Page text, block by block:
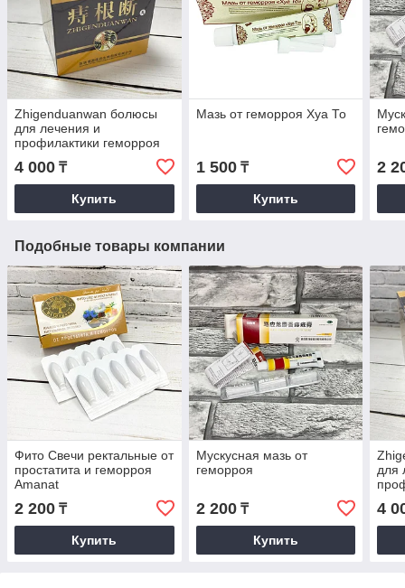
Zhigenduanwan болюсы
для лечения и
профилактики геморроя
4 000 ₸
Купить
Мазь от геморроя Хуа То
1 500₸
Купить
2
Подобные товары компании
Фито Свечи ректальные от
простатита и геморроя
Amanat
2 200 ₸
Купить
Мускусная мазь от
геморроя
2 200₸
Купить
для
4